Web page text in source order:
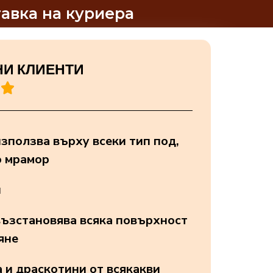
на куриера
КЛИЕНТИ

върху всеки тип под,
мрамор
всяка повърхност
и драскотини от всякакви